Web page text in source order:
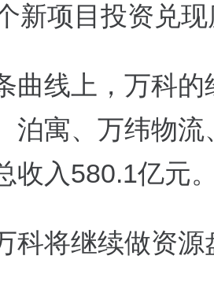
新项目投资兑现
曲线上，万科
泊寓、万纬物
收入580.1亿元。
科将继续做资源